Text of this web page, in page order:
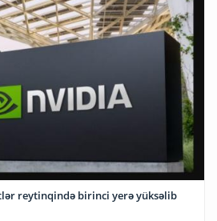
reytinqində birinci yerə yüksəlib